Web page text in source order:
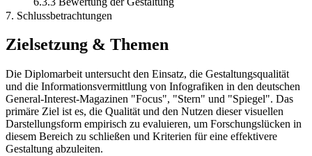
7. Schlussbetrachtungen
Zielsetzung & Themen
Die Diplomarbeit untersucht den Einsatz, die Gestaltungsqualität
und die Informationsvermittlung von Infografiken in den deutschen
General-Interest-Magazinen "Focus", "Stern" und "Spiegel". Das
primäre Ziel ist es, die Qualität und den Nutzen dieser visuellen
Darstellungsform empirisch zu evaluieren, um Forschungslücken in
diesem Bereich zu schließen und Kriterien für eine effektivere
Gestaltung abzuleiten.